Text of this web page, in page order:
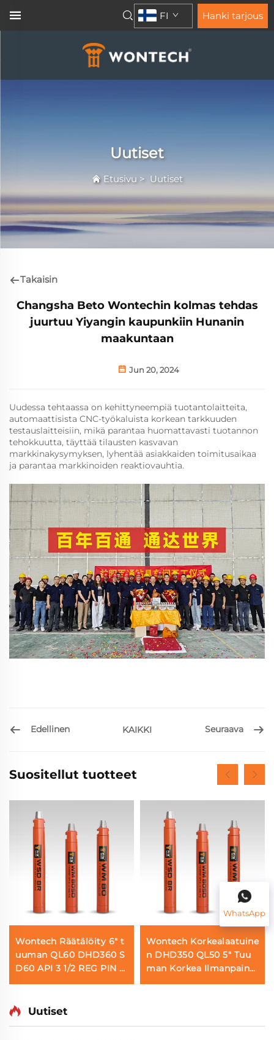
FI Hanki tarjous
Uutiset
Etusivu > Uutiset
Takaisin
Changsha Beto Wontechin kolmas tehdas
juurtuu Yiyangin kaupunkiin Hunanin
maakuntaan
Jun 20, 2024
Uudessa tehtaassa on kehittyneempiä tuotantolaitteita,
automaattisista CNC-työkaluista korkean tarkkuuden
testauslaitteisiin, mikä parantaa huomattavasti tuotannon
tehokkuutta, täyttää tilausten kasvavan
markkinakysymyksen, lyhentää asiakkaiden toimitusaikaa
ja parantaa markkinoiden reaktiovauhtia.
Edellinen KAIKKI Seuraava
Suositellut tuotteet
Wontech Räätälöity 6" t
uuman QL60 DHD360 S
D60 API 3 1/2 REG PIN D
TH vasara Veden kaivam
Wontech Korkealaatuine
n DHD350 QL50 5" Tuu
man Korkea Ilmanpaine
DTH Vasara Geotermise
Uutiset
WhatsApp